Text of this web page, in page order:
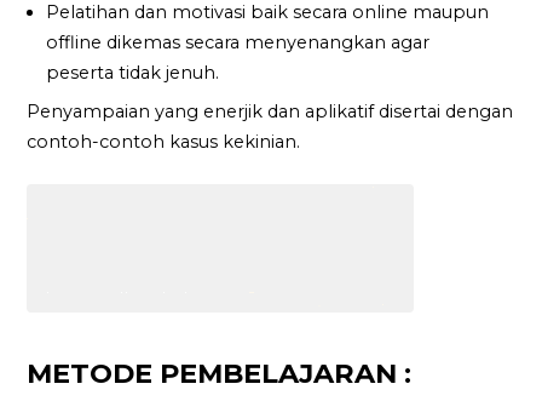
Pelatihan dan motivasi baik secara online maupun
offline dikemas secara menyenangkan agar
peserta tidak jenuh.
Penyampaian yang enerjik dan aplikatif disertai dengan
contoh-contoh kasus kekinian.
METODE PEMBELAJARAN :